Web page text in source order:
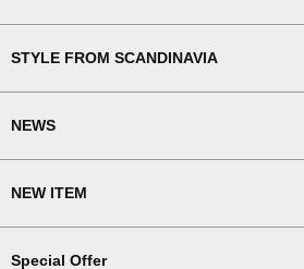
STYLE FROM SCANDINAVIA
NEWS
NEW ITEM
Special Offer